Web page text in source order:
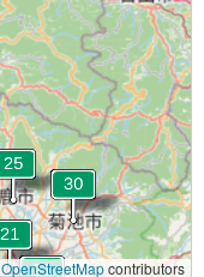
OpenStreetMapcontributors